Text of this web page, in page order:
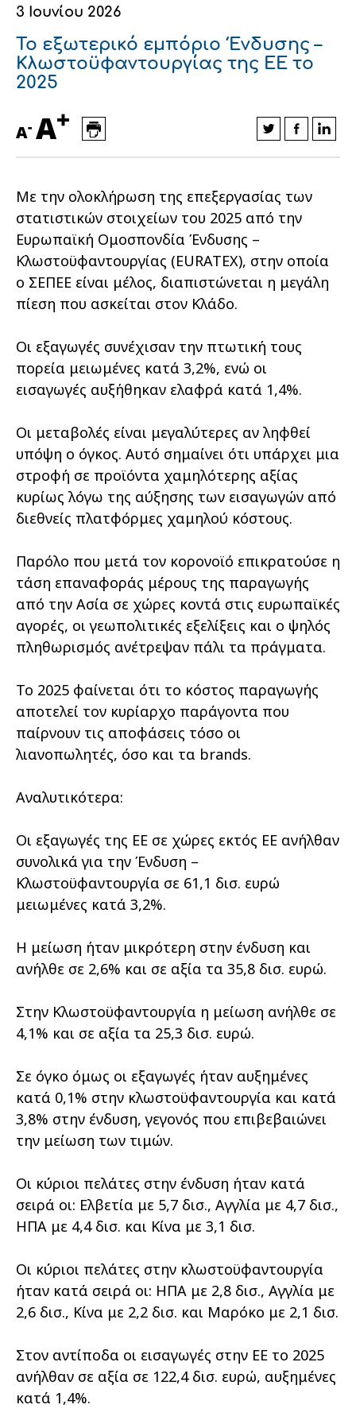
Οικονομικά στοιχεία
Εταιρική δομή
Καινοτομία
Εκδηλώσεις
Πως θα μας βρείτε
Εξαγωγές
Συνέδρια
Πως θα μας βρείτε
Ευφυής γεωργία
Συμβουλευτική στο χωράφι
Εκκόκκιση για λογαριασμό του
παραγωγού
Ιατρικές υπηρεσίες
Πως θα μας βρείτε
Αλυσίδα βάμβακος
Πως θα μας βρείτε
Κλωστοϋφαντουργία - Ένδυση
Εταιρικά νέα
Πως θα μας βρείτε
Πως θα μας βρείτε
3 Ιουνίου 2026
Το εξωτερικό εμπόριο Ένδυσης –
Κλωστοϋφαντουργίας της ΕΕ το
2025
A- A+
Με την ολοκλήρωση της επεξεργασίας των
στατιστικών στοιχείων του 2025 από την
Ευρωπαϊκή Ομοσπονδία Ένδυσης –
Κλωστοϋφαντουργίας (EURATEX), στην οποία
ο ΣΕΠΕΕ είναι μέλος, διαπιστώνεται η μεγάλη
πίεση που ασκείται στον Κλάδο.
Οι εξαγωγές συνέχισαν την πτωτική τους
πορεία μειωμένες κατά 3,2%, ενώ οι
εισαγωγές αυξήθηκαν ελαφρά κατά 1,4%.
Οι μεταβολές είναι μεγαλύτερες αν ληφθεί
υπόψη o όγκος. Αυτό σημαίνει ότι υπάρχει μια
στροφή σε προϊόντα χαμηλότερης αξίας
κυρίως λόγω της αύξησης των εισαγωγών από
διεθνείς πλατφόρμες χαμηλού κόστους.
Παρόλο που μετά τον κορονοϊό επικρατούσε η
τάση επαναφοράς μέρους της παραγωγής
από την Ασία σε χώρες κοντά στις ευρωπαϊκές
αγορές, οι γεωπολιτικές εξελίξεις και ο ψηλός
πληθωρισμός ανέτρεψαν πάλι τα πράγματα.
Το 2025 φαίνεται ότι το κόστος παραγωγής
αποτελεί τον κυρίαρχο παράγοντα που
παίρνουν τις αποφάσεις τόσο οι
λιανοπωλητές, όσο και τα brands.
Αναλυτικότερα:
Οι εξαγωγές της ΕΕ σε χώρες εκτός ΕΕ ανήλθαν
συνολικά για την Ένδυση –
Κλωστοϋφαντουργία σε 61,1 δισ. ευρώ
μειωμένες κατά 3,2%.
Η μείωση ήταν μικρότερη στην ένδυση και
ανήλθε σε 2,6% και σε αξία τα 35,8 δισ. ευρώ.
Στην Κλωστοϋφαντουργία η μείωση ανήλθε σε
4,1% και σε αξία τα 25,3 δισ. ευρώ.
Σε όγκο όμως οι εξαγωγές ήταν αυξημένες
κατά 0,1% στην κλωστοϋφαντουργία και κατά
3,8% στην ένδυση, γεγονός που επιβεβαιώνει
την μείωση των τιμών.
Οι κύριοι πελάτες στην ένδυση ήταν κατά
σειρά οι: Ελβετία με 5,7 δισ., Αγγλία με 4,7 δισ.,
ΗΠΑ με 4,4 δισ. και Κίνα με 3,1 δισ.
Οι κύριοι πελάτες στην κλωστοϋφαντουργία
ήταν κατά σειρά οι: ΗΠΑ με 2,8 δισ., Αγγλία με
2,6 δισ., Κίνα με 2,2 δισ. και Μαρόκο με 2,1 δισ.
Στον αντίποδα οι εισαγωγές στην ΕΕ το 2025
ανήλθαν σε αξία σε 122,4 δισ. ευρώ, αυξημένες
κατά 1,4%.